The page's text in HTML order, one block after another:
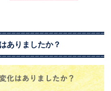
ありましたか？